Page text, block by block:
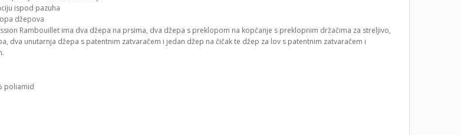
ispod pazuha
džepova
Rambouillet ima dva džepa na prsima, dva džepa s preklopom na kopčanje s preklopnim držačima za streljivo,
dva unutarnja džepa s patentnim zatvaračem i jedan džep na čičak te džep za lov s patentnim zatvaračem i
poliamid